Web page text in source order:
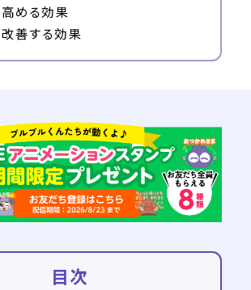
める効果
善する効果
目次